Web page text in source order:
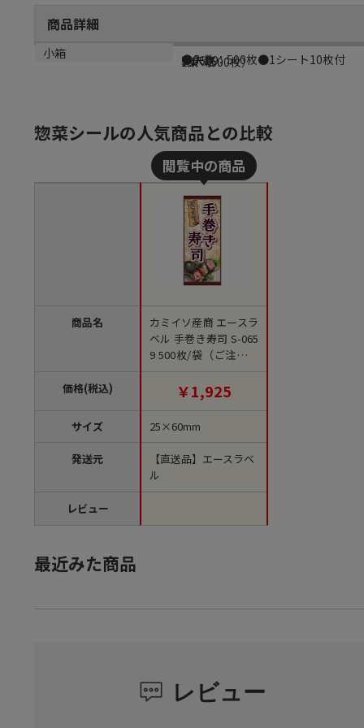
商品詳細
商品説明
●入数：500枚●1シート10枚付
メーカー品番
S-0659
材質
光沢紙
小箱
1束（500枚）
惣菜シールの人気商品との比較
商品名
価格(税込)
サイズ
発送元
レビュー
カミイソ産商 エースラ
ベル 手巻き寿司 S-065
9 500枚/袋（ご注文単
位1袋）【直送品】
￥1,925
25×60mm
【直送品】エースラベ
ル
最近みた商品
レビュー